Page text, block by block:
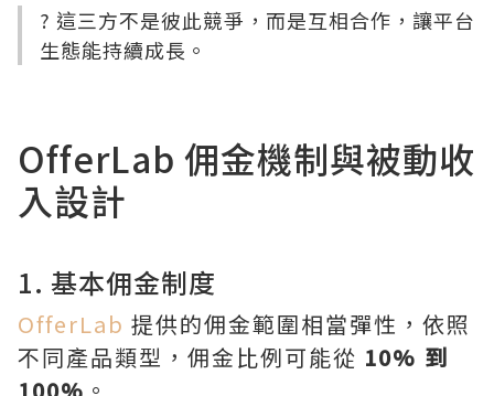
? 這三方不是彼此競爭，而是互相合作，讓平台
生態能持續成長。
OfferLab 佣金機制與被動收
入設計
1. 基本佣金制度
OfferLab 提供的佣金範圍相當彈性，依照
不同產品類型，佣金比例可能從 10% 到